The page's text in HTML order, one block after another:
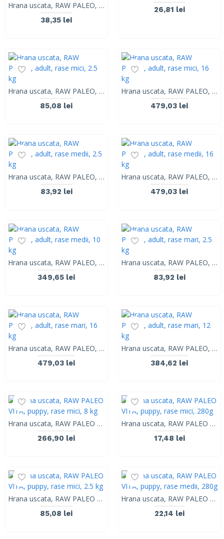
Hrana uscata, RAW PALEO, puppy, rase mari, 1 kg
38,35 lei
26,81 lei
Hrana uscata, RAW PALEO, adult, rase mici, 2.5 kg
85,08 lei
Hrana uscata, RAW PALEO, adult, rase mici, 16 kg
479,03 lei
Hrana uscata, RAW PALEO, adult, rase medii, 2.5 kg
83,92 lei
Hrana uscata, RAW PALEO, adult, rase medii, 16 kg
479,03 lei
Hrana uscata, RAW PALEO, adult, rase medii, 10 kg
349,65 lei
Hrana uscata, RAW PALEO, adult, rase mari, 2.5 kg
83,92 lei
Hrana uscata, RAW PALEO, adult, rase mari, 16 kg
479,03 lei
Hrana uscata, RAW PALEO, adult, rase mari, 12 kg
384,62 lei
Hrana uscata, RAW PALEO VITA, puppy, rase mici, 8 kg
266,90 lei
Hrana uscata, RAW PALEO VITA, puppy, rase mici, 280g
17,48 lei
Hrana uscata, RAW PALEO VITA, puppy, rase mici, 2.5 kg
85,08 lei
Hrana uscata, RAW PALEO VITA, puppy, rase medii, 280g
22,14 lei